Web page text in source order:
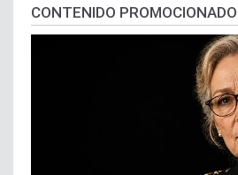
CONTENIDO PROMOCIONADO